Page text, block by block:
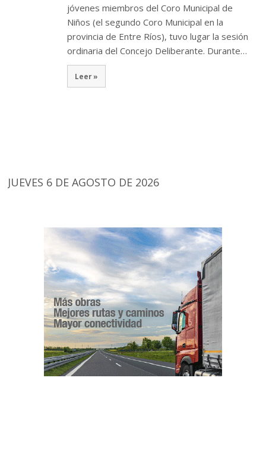
jóvenes miembros del Coro Municipal de
Niños (el segundo Coro Municipal en la
provincia de Entre Ríos), tuvo lugar la sesión
ordinaria del Concejo Deliberante. Durante…
Leer »
JUEVES 6 DE AGOSTO DE 2026